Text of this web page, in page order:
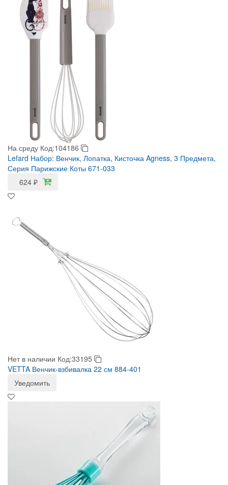
На среду Код:104186
Lefard Набор: Венчик, Лопатка, Кисточка Agness, 3 Предмета,
Серия Парижские Коты 671-033
624 ₽
Нет в наличии Код:33195
VETTA Венчик-взбивалка 22 см 884-401
Уведомить